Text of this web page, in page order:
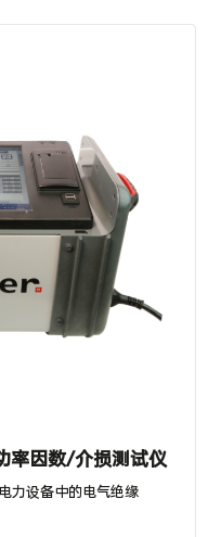
因数/介损测试仪
设备中的电气绝缘